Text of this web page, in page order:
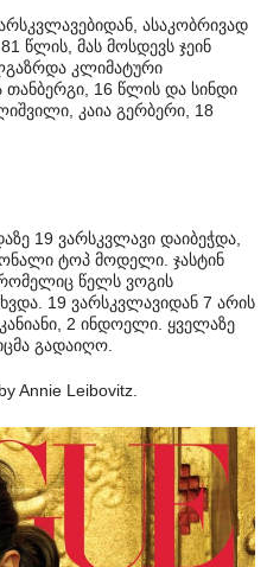
ასაკობრივად
წლის, მას მოსდევს ჯეინ
კლიმატური
თანბერგი, 16 წლის და სინდი
კაია გერბერი, 18
19 ვარსკვლავი დაიბეჭდა,
ტოპ მოდელი. ჯასტინ
წელს ვოგის
19 ვარსკვლავიდან 7 არის
2 ინდოელი. ყველაზე
გადაიღო.
Annie Leibovitz.